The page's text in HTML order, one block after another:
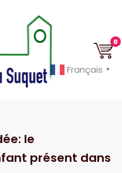
0
le
présent dans
Français ▼